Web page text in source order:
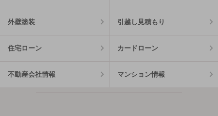
外壁塗装 引越し見積もり
住宅ローン カードローン
不動産会社情報 マンション情報